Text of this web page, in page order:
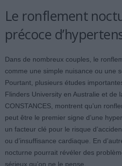
Le ronflement
précoce
Dans de nombreux couples, le
comme une simple nuisance ou une
Pourtant, plusieurs études
Flinders University en Australie et de
CONSTANCES, montrent qu’un
peut être le premier signe d’une
un facteur clé pour le risque
ou d’insuffisance cardiaque. En
nocturne pourrait révéler des
sérieux qu’on ne le pense.